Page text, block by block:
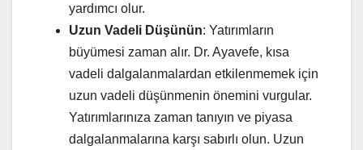
yardımcı olur.
Uzun Vadeli Düşünün: Yatırımların
büyümesi zaman alır. Dr. Ayavefe, kısa
vadeli dalgalanmalardan etkilenmemek için
uzun vadeli düşünmenin önemini vurgular.
Yatırımlarınıza zaman tanıyın ve piyasa
dalgalanmalarına karşı sabırlı olun. Uzun